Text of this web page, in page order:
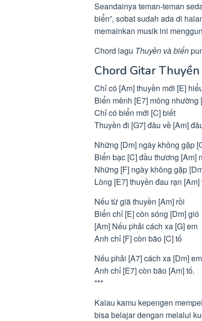
Seandainya teman-teman
biển”, sobat sudah ada di
memainkan musik ini
Chord lagu Thuyền và biển
Chord Gitar
Chỉ có [Am] thuyền mới [E]
Biển mênh [E7] mông nhường
Chỉ có biển mới [C] biết
Thuyền đi [G7] đâu về [Am]
Những [Dm] ngày không gặp
Biển bạc [C] đầu thương [Am]
Những [F] ngày không gặp
Lòng [E7] thuyền đau rạn [Am]
Nếu từ giã thuyền [Am] rồi
Biển chỉ [E] còn sóng [Dm] gió
[Am] Nếu phải cách xa [G] em
Anh chỉ [F] còn bão [C] tố
Nếu phải [A7] cách xa [Dm]
Anh chỉ [E7] còn bão [Am] tố.
***
Kalau kamu kepengen
bisa belajar dengan melalui